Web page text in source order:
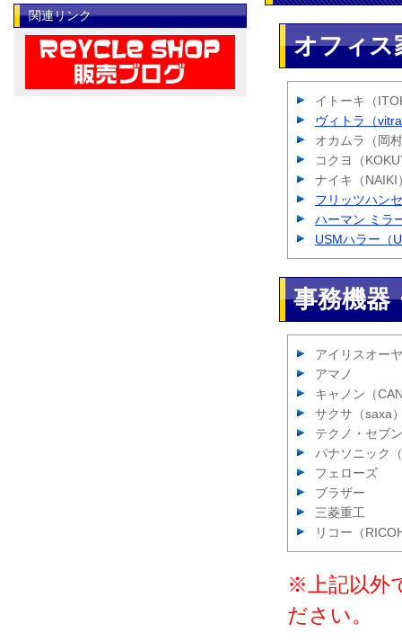
オフィス
イトーキ（
ヴィトラ（
オカムラ（岡
コクヨ（
ナイキ（NAIKI
フリッツハン
ハーマン ミラ
USMハラー（
事務機器
アイリスオー
アマノ
キャノン（
サクサ（saxa
テクノ・セブン
パナソニック
フェローズ
ブラザー
三菱重工
リコー（
※上記以外
ださい。
関連リンク